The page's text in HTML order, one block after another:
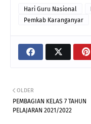
Hari Guru Nasional
Pemkab Karanganyar
OLDER
PEMBAGIAN KELAS 7 TAHUN
PELAJARAN 2021/2022